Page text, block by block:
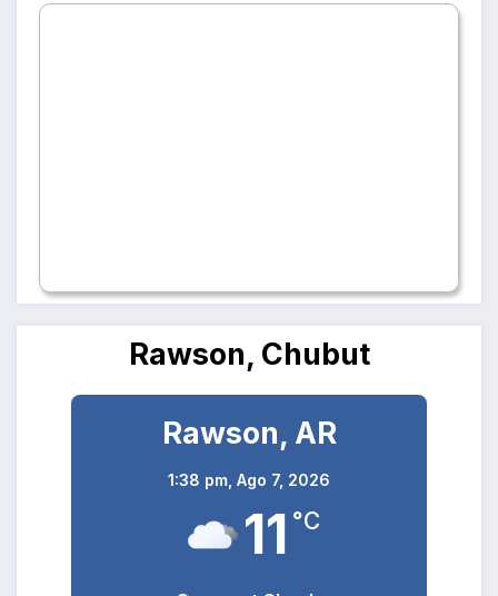
Rawson, Chubut
Rawson, AR
1:38 pm, Ago 7, 2026
11 °C